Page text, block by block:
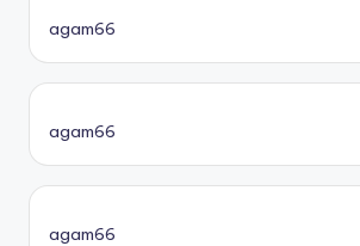
agam66
agam66
agam66